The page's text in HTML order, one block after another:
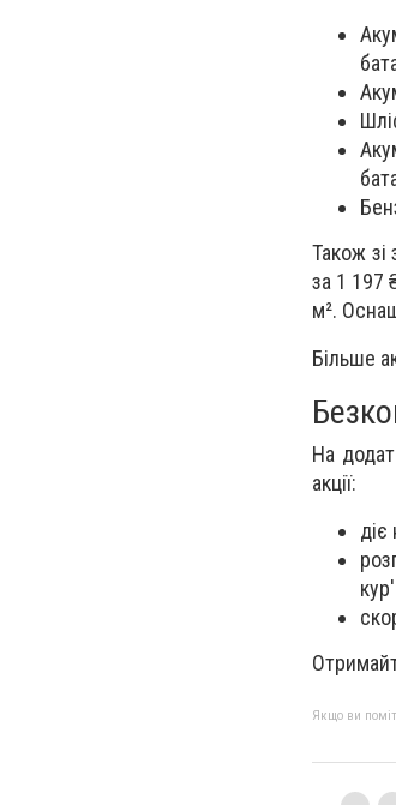
Також
за 1 197
м².
Більше
На
акції:
Якщо ви